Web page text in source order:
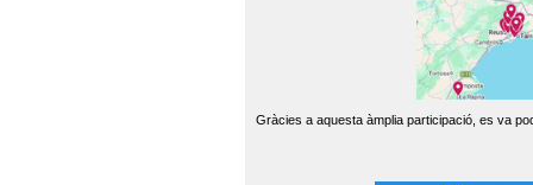
Gràcies a aquesta àmplia participació, es va